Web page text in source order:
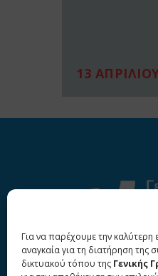
Για να παρέχουμε την καλύτερη
αναγκαία για τη διατήρηση της
δικτυακού τόπου της Γενικής
13